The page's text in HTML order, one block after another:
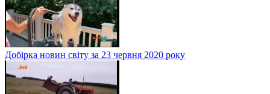
Добірка новин світу за 23 червня 2020 року